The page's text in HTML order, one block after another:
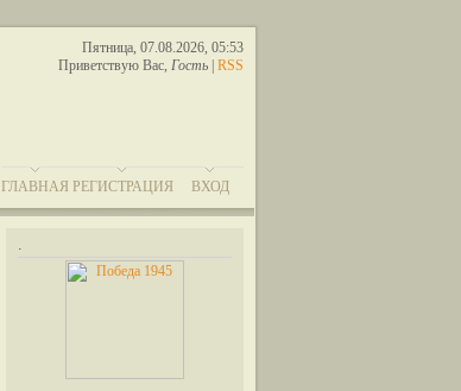
Пятница, 07.08.2026, 05:53
Приветствую Вас, Гость RSS
ГЛАВНАЯ РЕГИСТРАЦИЯ ВХОД
.